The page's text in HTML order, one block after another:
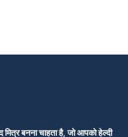
बनना चाहता है, जो आपको हेल्दी